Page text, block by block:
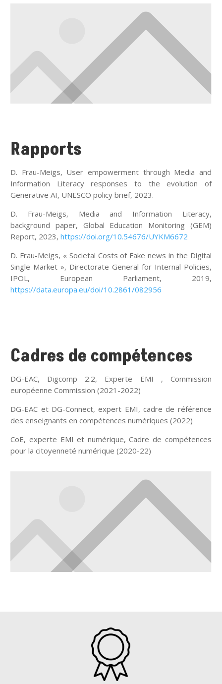
Rapports
D. Frau-Meigs, User empowerment through Media and
Information Literacy responses to the evolution of
Generative AI, UNESCO policy brief, 2023.
D. Frau-Meigs, Media and Information Literacy,
background paper, Global Education Monitoring (GEM)
Report, 2023,https://doi.org/10.54676/UYKM6672
D. Frau-Meigs, « Societal Costs of Fake news in the Digital
Single Market », Directorate General for Internal Policies,
IPOL, European Parliament, 2019,
https://data.europa.eu/doi/10.2861/082956
Cadres de compétences
DG-EAC, Digcomp 2.2, Experte EMI , Commission
européenne Commission (2021-2022)
DG-EAC et DG-Connect, expert EMI, cadre de référence
des enseignants en compétences numériques (2022)
CoE, experte EMI et numérique, Cadre de compétences
pour la citoyenneté numérique (2020-22)